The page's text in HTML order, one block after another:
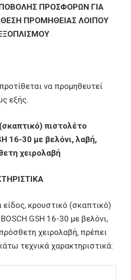
ΠΡΟΣΦΟΡΩΝ ΓΙΑ
ΠΡΟΜΗΘΕΙΑΣ ΛΟΙΠΟΥ
να προμηθευτεί
εξής.
πιστολέτο
16-30 με βελόνι, λαβή,
χειρολαβή
κρουστικό (σκαπτικό)
GSH 16-30 με βελόνι,
χειρολαβή, πρέπει
τεχνικά χαρακτηριστικά: